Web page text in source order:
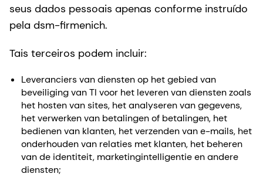
seus dados pessoais apenas conforme instruído
pela dsm-firmenich.
Tais terceiros podem incluir:
Leveranciers van diensten op het gebied van
beveiliging van TI voor het leveren van diensten zoals
het hosten van sites, het analyseren van gegevens,
het verwerken van betalingen of betalingen, het
bedienen van klanten, het verzenden van e-mails, het
onderhouden van relaties met klanten, het beheren
van de identiteit, marketingintelligentie en andere
diensten;